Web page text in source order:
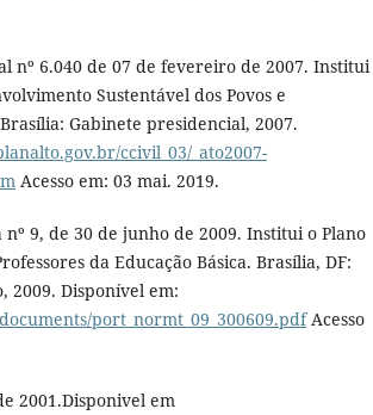
nº 6.040 de 07 de fevereiro de 2007. Institui
Sustentável dos Povos e
Gabinete presidencial, 2007.
ccivil_03/_ato2007-
Acesso em: 03 mai. 2019.
9, de 30 de junho de 2009. Institui o Plano
da Educação Básica. Brasília, DF:
2009. Disponível em:
port_normt_09_300609.pdfAcesso
2001.Disponivel em